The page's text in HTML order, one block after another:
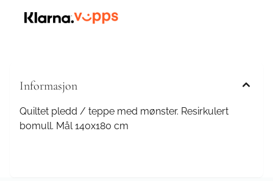
Informasjon
Quiltet pledd / teppe med mønster. Resirkulert
bomull. Mål 140x180 cm